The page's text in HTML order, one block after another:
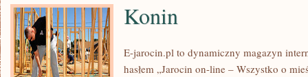
Konin
E-jarocin.pl to dynamiczny magazyn
hasłem „Jarocin on-line – Wszystko o